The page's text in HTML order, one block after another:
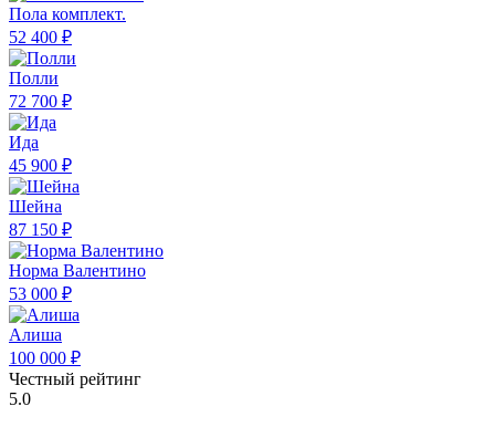
Пола комплект.
52 400 ₽
Полли
72 700 ₽
Ида
45 900 ₽
Шейна
87 150 ₽
Норма Валентино
53 000 ₽
Алиша
100 000 ₽
Честный рейтинг
5.0